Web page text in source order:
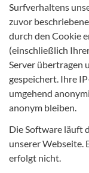
Surfverhaltens
zuvor
durch den Cookie
(einschließlich
Server übertragen
gespeichert. Ihre
umgehend
anonym bleiben.
Die Software läuft
unserer Webseite.
erfolgt nicht.